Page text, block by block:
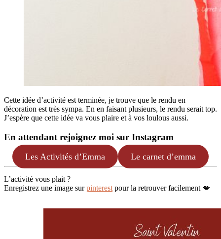
Cette idée d’activité est terminée, je trouve que le rendu en
décoration est très sympa. En en faisant plusieurs, le rendu serait top.
J’espère que cette idée va vous plaire et à vos loulous aussi.
En attendant rejoignez moi sur Instagram
Les Activités d’Emma Le carnet d’emma
L’activité vous plait ?
Enregistrez une image surpinterest pour la retrouver facilement 💋